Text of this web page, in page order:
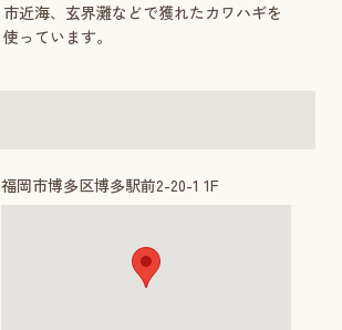
市近海、玄界灘などで獲れたカワハギを
使っています。
福岡市博多区博多駅前2-20-1 1F